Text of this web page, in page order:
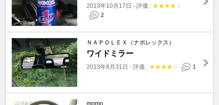
2013年10月17日 - 評価 : ★★★★ ☆
2
ＮＡＰＯＬＥＸ（ナポレックス）
ワイドミラー
2013年8月31日 - 評価 : ★★★★ ☆ 1